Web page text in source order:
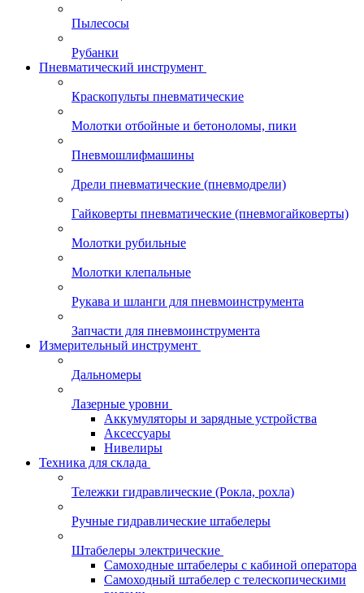
Пылесосы
Рубанки
Пневматический инструмент
Краскопульты пневматические
Молотки отбойные и бетоноломы, пики
Пневмошлифмашины
Дрели пневматические (пневмодрели)
Гайковерты пневматические (пневмогайковерты)
Молотки рубильные
Молотки клепальные
Рукава и шланги для пневмоинструмента
Запчасти для пневмоинструмента
Измерительный инструмент
Дальномеры
Лазерные уровни
Аккумуляторы и зарядные устройства
Аксессуары
Нивелиры
Техника для склада
Тележки гидравлические (Рокла, рохла)
Ручные гидравлические штабелеры
Штабелеры электрические
Самоходные штабелеры с кабиной оператора
Самоходный штабелер с телескопическими